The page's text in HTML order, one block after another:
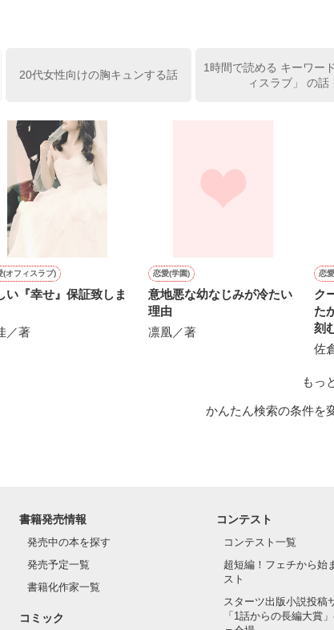
作品を読む
てくれないか』といきなりプロポーズをしてきた上、同居まで
』🐥
顔は、なぜか想像以上に甘くて……🐥💓🦅
リー素材です。
です。
位でした〜良かったら読んで頂けると嬉しいです。
20代女性向けの胸キュンする話
1時間で読める キーワー
ィスラブ」 の話
(オフィスラブ)
い『幸せ』保証致しま
／著
恋愛(学園)
意地悪な幼なじみが冷たい
理由
凛凰／著
恋
ク
た
刻
ズ
佐
もっ
かんたん検索の条件を
書籍発売情報
発売中の本を探す
発売予定一覧
書籍化作家一覧
コミック
コンテスト
コンテスト一覧
超短編！フェチから始
スト
スターツ出版小説投稿
「1話からの長編大賞